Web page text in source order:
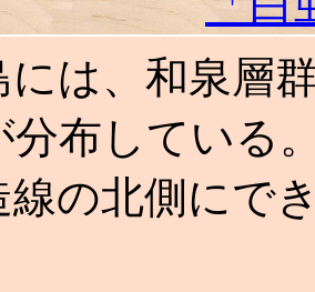
は、和泉層
分布している
線の北側にで